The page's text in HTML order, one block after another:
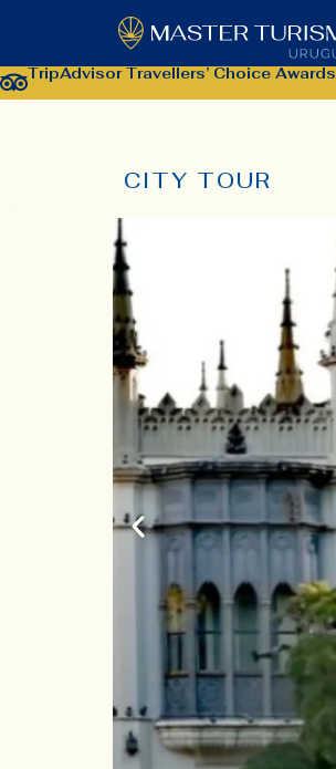
TripAdvisor Travellers’ Choice
CITY TOUR